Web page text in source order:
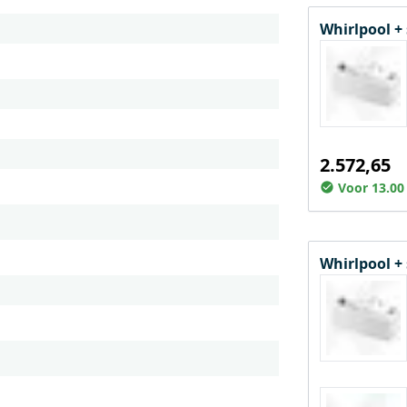
Whirlpool
2.572,65
Voor
Whirlpool